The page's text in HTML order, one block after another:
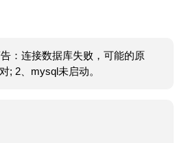
：连接数据库失败，可能的原
; 2、mysql未启动。